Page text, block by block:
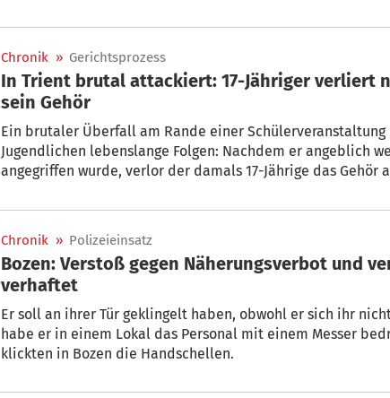
Chronik » Gerichtsprozess
In Trient brutal attackiert: 17-Jähriger verliert
sein Gehör
Ein brutaler Überfall am Rande einer
Jugendlichen lebenslange Folgen: Nachdem er angeblich
angegriffen wurde, verlor der damals 17-Jährige das Gehör
Chronik » Polizeieinsatz
Bozen: Verstoß gegen Näherungsverbot und
verhaftet
Er soll an ihrer Tür geklingelt haben, obwohl er sich ihr
habe er in einem Lokal das Personal mit einem Messer
klickten in Bozen die Handschellen.